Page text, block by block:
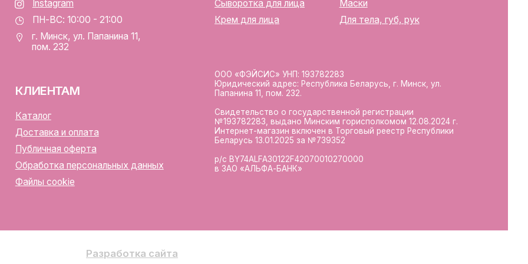
в ЗАО «АЛЬФА-БАНК»
персональных данных
cookie
Разработка сайта